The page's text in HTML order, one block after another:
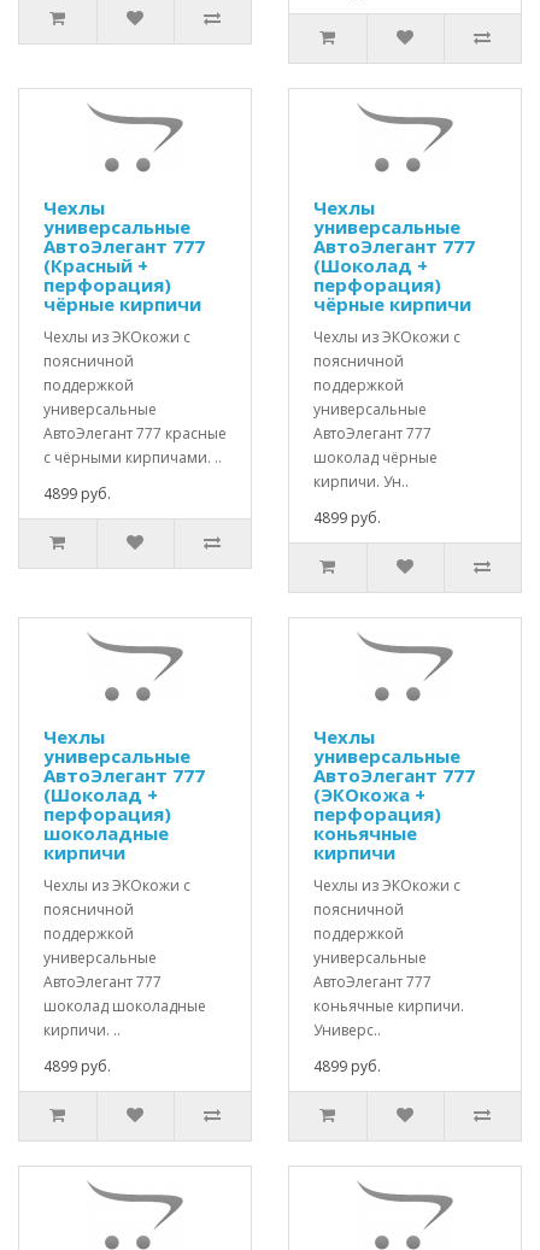
Чехлы
универсальные
АвтоЭлегант 777
(Красный +
перфорация)
чёрные кирпичи
Чехлы из ЭКОкожи с
поясничной
поддержкой
универсальные
АвтоЭлегант 777 красные
с чёрными кирпичами. ..
4899 руб.
Чехлы
универсальные
АвтоЭлегант 777
(Шоколад +
перфорация)
чёрные кирпичи
Чехлы из ЭКОкожи с
поясничной
поддержкой
универсальные
АвтоЭлегант 777
шоколад чёрные
кирпичи. Ун..
4899 руб.
Чехлы
универсальные
АвтоЭлегант 777
(Шоколад +
перфорация)
шоколадные
кирпичи
Чехлы из ЭКОкожи с
поясничной
поддержкой
универсальные
АвтоЭлегант 777
шоколад шоколадные
кирпичи. ..
4899 руб.
Чехлы
универсальные
АвтоЭлегант 777
(ЭКОкожа +
перфорация)
коньячные
кирпичи
Чехлы из ЭКОкожи с
поясничной
поддержкой
универсальные
АвтоЭлегант 777
коньячные кирпичи.
Универс..
4899 руб.